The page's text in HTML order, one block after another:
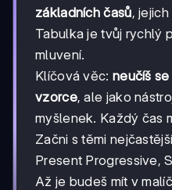
základních časů,
Tabulka je tvůj rychlý
mluvení.
Klíčová věc: neučíš
vzorce, ale jako
myšlenek. Každý čas
Začni s těmi
Present Progressive,
Až je budeš mít v